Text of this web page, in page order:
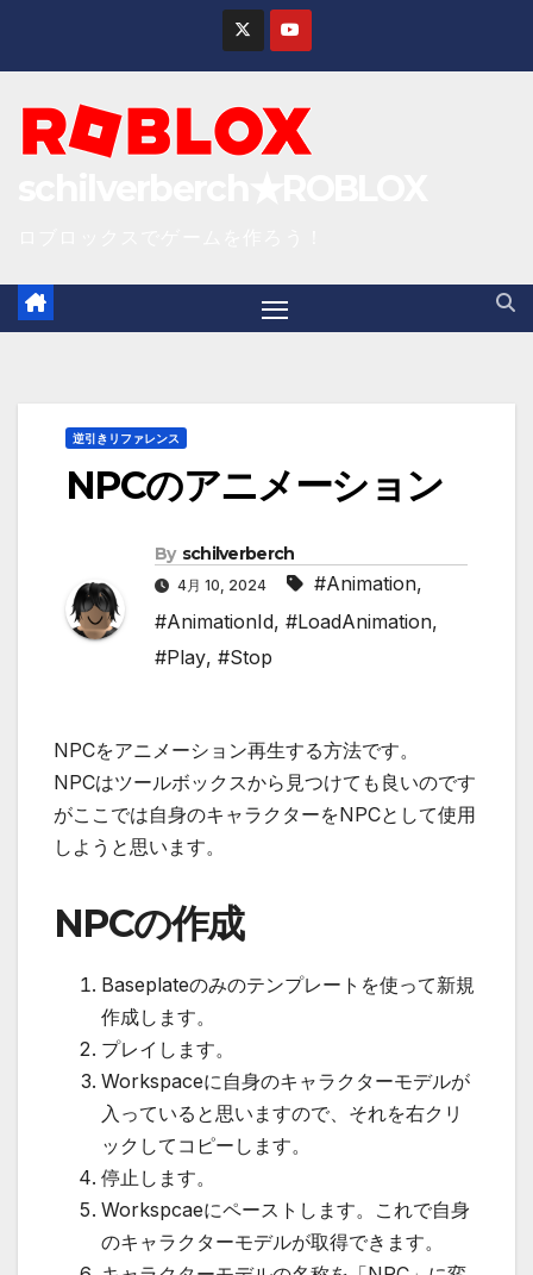
t
逆引きリファレンス
NPCのアニメーション
By schilverberch
4月 10, 2024 #Animation,
#AnimationId, #LoadAnimation,
#Play, #Stop
NPCをアニメーション再生する方法です。
NPCはツールボックスから見つけても良いのです
がここでは自身のキャラクターをNPCとして使用
しようと思います。
NPCの作成
Baseplateのみのテンプレートを使って新規
作成します。
プレイします。
Workspaceに自身のキャラクターモデルが
入っていると思いますので、それを右クリ
ックしてコピーします。
停止します。
Workspcaeにペーストします。これで自身
のキャラクターモデルが取得できます。